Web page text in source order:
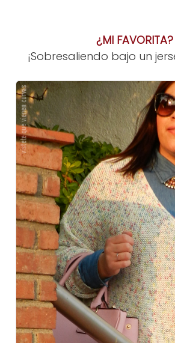
¿MI FAVORITA?
¡Sobresaliendo bajo un